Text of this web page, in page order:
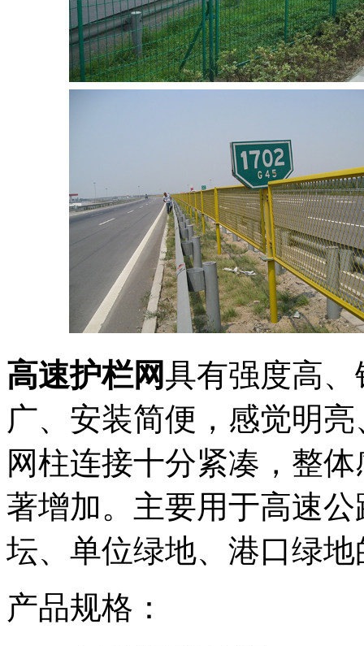
高速护栏网具有强度高
广、安装简便，感觉明
网柱连接十分紧凑，整
著增加。主要用于高速
坛、单位绿地、港口绿
产品规格：